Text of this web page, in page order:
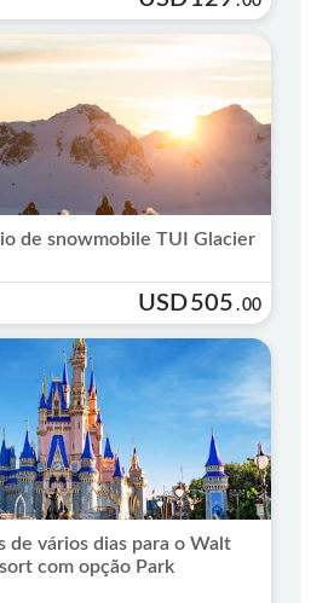
de snowmobile TUI Glacier
USD505 .00
de vários dias para o Walt
com opção Park